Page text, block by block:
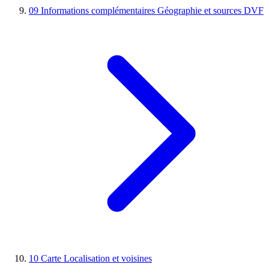
09 Informations complémentaires Géographie et sources DVF
10 Carte Localisation et voisines